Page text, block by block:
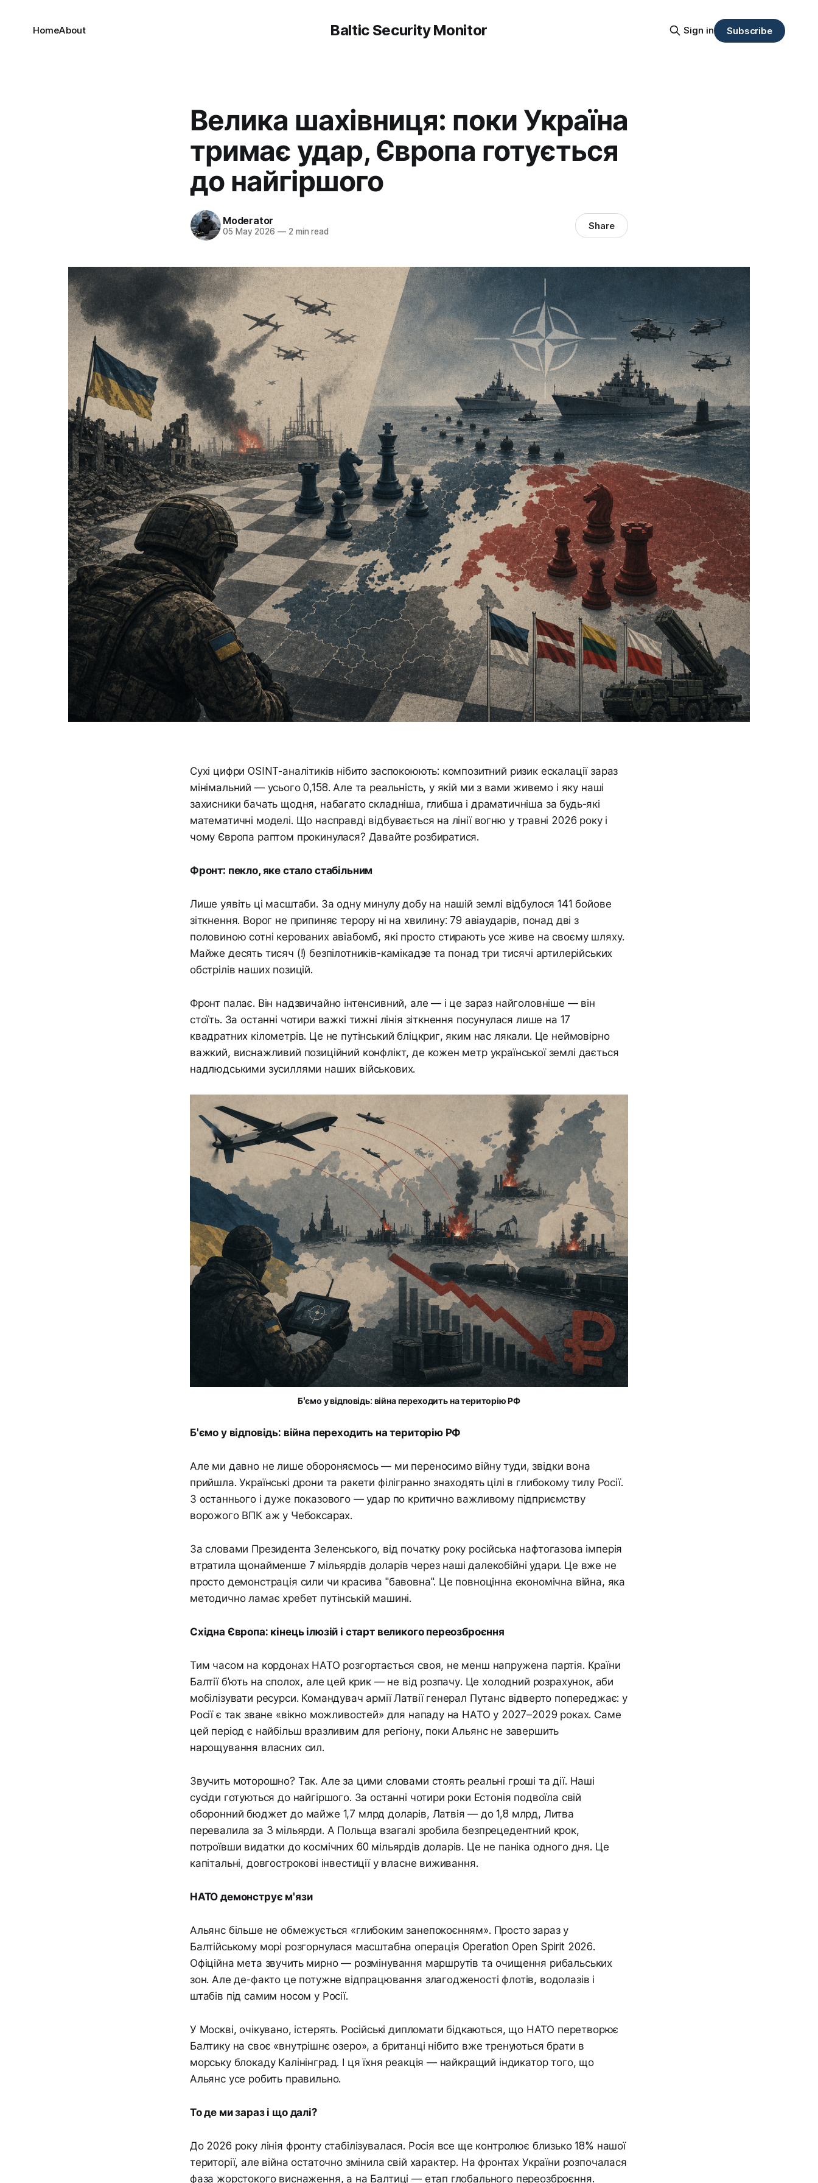
Baltic Security Monitor
HomeAbout Sign in Subscribe
Велика шахівниця: поки Україна
тримає удар, Європа готується
до найгіршого
Moderator
05 May 2026 —2 min read Share
Сухі цифри OSINT-аналітиків нібито заспокоюють: композитний ризик ескалації зараз
мінімальний — усього 0,158. Але та реальність, у якій ми з вами живемо і яку наші
захисники бачать щодня, набагато складніша, глибша і драматичніша за будь-які
математичні моделі. Що насправді відбувається на лінії вогню у травні 2026 року і
чому Європа раптом прокинулася? Давайте розбиратися.
Фронт: пекло, яке стало стабільним
Лише уявіть ці масштаби. За одну минулу добу на нашій землі відбулося 141 бойове
зіткнення. Ворог не припиняє терору ні на хвилину: 79 авіаударів, понад дві з
половиною сотні керованих авіабомб, які просто стирають усе живе на своєму шляху.
Майже десять тисяч (!) безпілотників-камікадзе та понад три тисячі артилерійських
обстрілів наших позицій.
Фронт палає. Він надзвичайно інтенсивний, але — і це зараз найголовніше — він
стоїть. За останні чотири важкі тижні лінія зіткнення посунулася лише на 17
квадратних кілометрів. Це не путінський бліцкриг, яким нас лякали. Це неймовірно
важкий, виснажливий позиційний конфлікт, де кожен метр української землі дається
надлюдськими зусиллями наших військових.
Б'ємо у відповідь: війна переходить на територію РФ
Б'ємо у відповідь: війна переходить на територію РФ
Але ми давно не лише обороняємось — ми переносимо війну туди, звідки вона
прийшла. Українські дрони та ракети філігранно знаходять цілі в глибокому тилу Росії.
З останнього і дуже показового — удар по критично важливому підприємству
ворожого ВПК аж у Чебоксарах.
За словами Президента Зеленського, від початку року російська нафтогазова імперія
втратила щонайменше 7 мільярдів доларів через наші далекобійні удари. Це вже не
просто демонстрація сили чи красива "бавовна". Це повноцінна економічна війна, яка
методично ламає хребет путінській машині.
Східна Європа: кінець ілюзій і старт великого переозброєння
Тим часом на кордонах НАТО розгортається своя, не менш напружена партія. Країни
Балтії б'ють на сполох, але цей крик — не від розпачу. Це холодний розрахунок, аби
мобілізувати ресурси. Командувач армії Латвії генерал Путанс відверто попереджає: у
Росії є так зване «вікно можливостей» для нападу на НАТО у 2027–2029 роках. Саме
цей період є найбільш вразливим для регіону, поки Альянс не завершить
нарощування власних сил.
Звучить моторошно? Так. Але за цими словами стоять реальні гроші та дії. Наші
сусіди готуються до найгіршого. За останні чотири роки Естонія подвоїла свій
оборонний бюджет до майже 1,7 млрд доларів, Латвія — до 1,8 млрд, Литва
перевалила за 3 мільярди. А Польща взагалі зробила безпрецедентний крок,
потроївши видатки до космічних 60 мільярдів доларів. Це не паніка одного дня. Це
капітальні, довгострокові інвестиції у власне виживання.
НАТО демонструє м'язи
Альянс більше не обмежується «глибоким занепокоєнням». Просто зараз у
Балтійському морі розгорнулася масштабна операція Operation Open Spirit 2026.
Офіційна мета звучить мирно — розмінування маршрутів та очищення рибальських
зон. Але де-факто це потужне відпрацювання злагодженості флотів, водолазів і
штабів під самим носом у Росії.
У Москві, очікувано, істерять. Російські дипломати бідкаються, що НАТО перетворює
Балтику на своє «внутрішнє озеро», а британці нібито вже тренуються брати в
морську блокаду Калінінград. І ця їхня реакція — найкращий індикатор того, що
Альянс усе робить правильно.
То де ми зараз і що далі?
До 2026 року лінія фронту стабілізувалася. Росія все ще контролює близько 18% нашої
території, але війна остаточно змінила свій характер. На фронтах України розпочалася
фаза жорстокого виснаження, а на Балтиці — етап глобального переозброєння.